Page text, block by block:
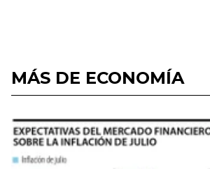
MÁS DE ECONOMÍA